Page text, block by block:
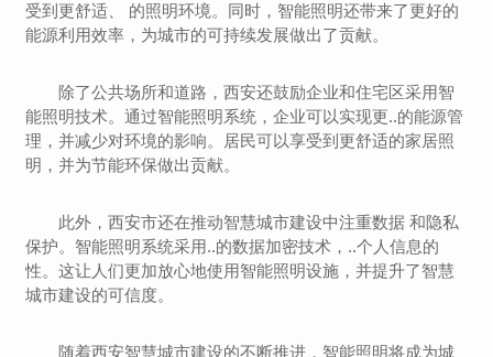
受到更舒适、 的照明环境。同时，智能照明还带来了更好的
能源利用效率，为城市的可持续发展做出了贡献。
除了公共场所和道路，西安还鼓励企业和住宅区采用智
能照明技术。通过智能照明系统，企业可以实现更..的能源管
理，并减少对环境的影响。居民可以享受到更舒适的家居照
明，并为节能环保做出贡献。
此外，西安市还在推动智慧城市建设中注重数据 和隐私
保护。智能照明系统采用..的数据加密技术，..个人信息的
性。这让人们更加放心地使用智能照明设施，并提升了智慧
城市建设的可信度。
随着西安智慧城市建设的不断推进，智能照明将成为城